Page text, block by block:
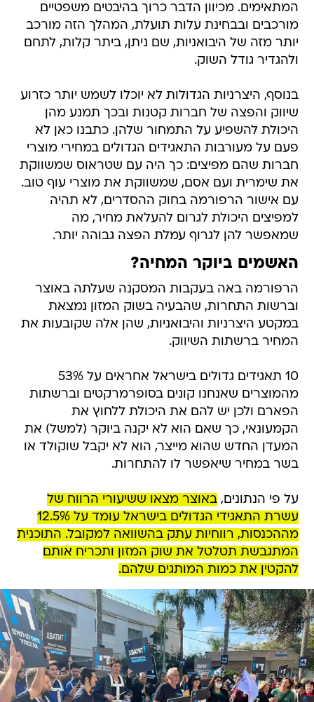
המתאימים. מכיוון הדבר כרוך בהיבטים משפטיים
מורכבים ובבחינת עלות תועלת, המהלך הזה מורכב
יותר מזה של היבואניות, שם ניתן, ביתר קלות, לתחם
ולהגדיר גודל השוק.
בנוסף, היצרניות הגדולות לא יוכלו לשמש יותר כזרוע
שיווק והפצה של חברות קטנות ובכך תמנע מהן
היכולת להשפיע על התמחור שלהן. כתבנו כאן לא
פעם על מעורבות התאגידים הגדולים במחירי מוצרי
חברות שהם מפיצים: כך היה עם שטראוס שמשווקת
את שימרית ועם אסם, שמשווקת את מוצרי עוף טוב.
עם אישור הרפורמה בחוק ההסדרים, לא תהיה
למפיצים היכולת לגרום להעלאת מחיר, מה
שמאפשר להן לגרוף עמלת הפצה גבוהה יותר.
האשמים ביוקר המחיה?
הרפורמה באה בעקבות המסקנה שעלתה באוצר
וברשות התחרות, שהבעיה בשוק המזון נמצאת
במקטע היצרניות והיבואניות, שהן אלה שקובעות את
המחיר ברשתות השיווק.
10 תאגידים גדולים בישראל אחראים על 53%
מהמוצרים שאנחנו קונים בסופרמרקטים וברשתות
הפארם ולכן יש להם את היכולת ללחוץ את
הקמעונאי, כך שאם הוא לא יקנה ביוקר (למשל) את
המעדן החדש שהוא מייצר, הוא לא יקבל שוקולד או
בשר במחיר שיאפשר לו להתחרות.
על פי הנתונים,באוצר מצאו ששיעורי הרווח של
עשרת התאגידי הגדולים בישראל עומד על 12.5%
מההכנסות, רווחיות עתק בהשוואה למקובל. התוכנית
המתגבשת תטלטל את שוק המזון ותכריח אותם
להקטין את כמות המותגים שלהם.